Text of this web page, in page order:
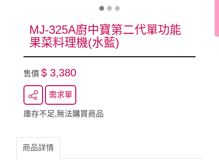
MJ-325A廚中寶第二代單功能
果菜料理機(水藍)
售價 $ 3,380
需求單
庫存不足,無法購買商品
商品詳情